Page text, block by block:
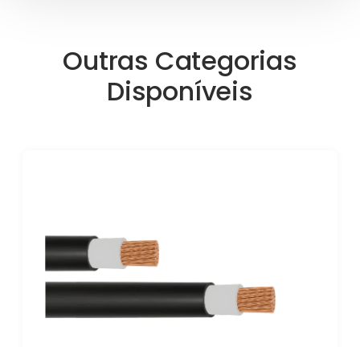
Outras Categorias
Disponíveis